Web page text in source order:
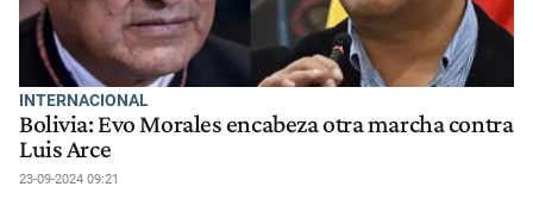
INTERNACIONAL
Bolivia: Evo Morales encabeza otra marcha contra
Luis Arce
23-09-2024 09:21